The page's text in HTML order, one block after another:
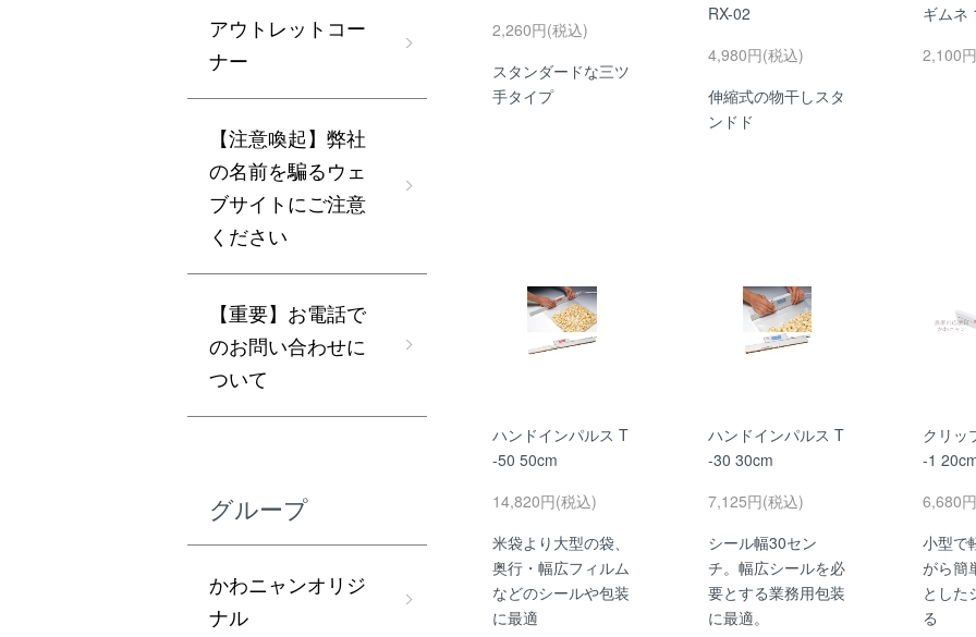
2,260円(税込)
スタンダードな三ツ
手タイプ
RX-02
4,980円(税込)
伸縮式の物干しスタ
ンドド
ギムネ
2,100
ハンドインパルス T
-50 50cm
14,820円(税込)
米袋より大型の袋、
奥行・幅広フィルム
などのシールや包装
に最適
ハンドインパルス T
-30 30cm
7,125円(税込)
シール幅30セン
チ。幅広シールを必
要とする業務用包装
に最適。
クリッ
-1
6,680
小型で
がら簡
とした
る
アウトレットコー
ナー
【注意喚起】弊社
の名前を騙るウェ
ブサイトにご注意
ください
【重要】お電話で
のお問い合わせに
ついて
グループ
かわニャンオリジ
ナル